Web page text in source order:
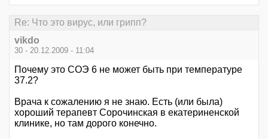
Re: Что это вирус, или грипп?
vikdo
30 - 20.12.2009 - 11:04
Почему это СОЭ 6 не может быть при температуре
37.2?
Врача к сожалению я не знаю. Есть (или была)
хороший терапевт Сорочинская в екатериненской
клинике, но там дорого конечно.